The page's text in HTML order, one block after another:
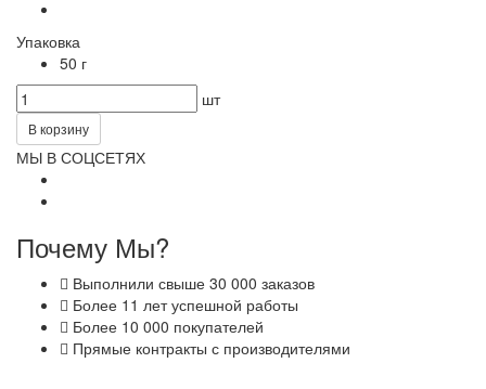
Упаковка
50 г
шт
В корзину
МЫ В СОЦСЕТЯХ
Почему Мы?
Выполнили свыше 30 000 заказов
Более 11 лет успешной работы
Более 10 000 покупателей
Прямые контракты с производителями